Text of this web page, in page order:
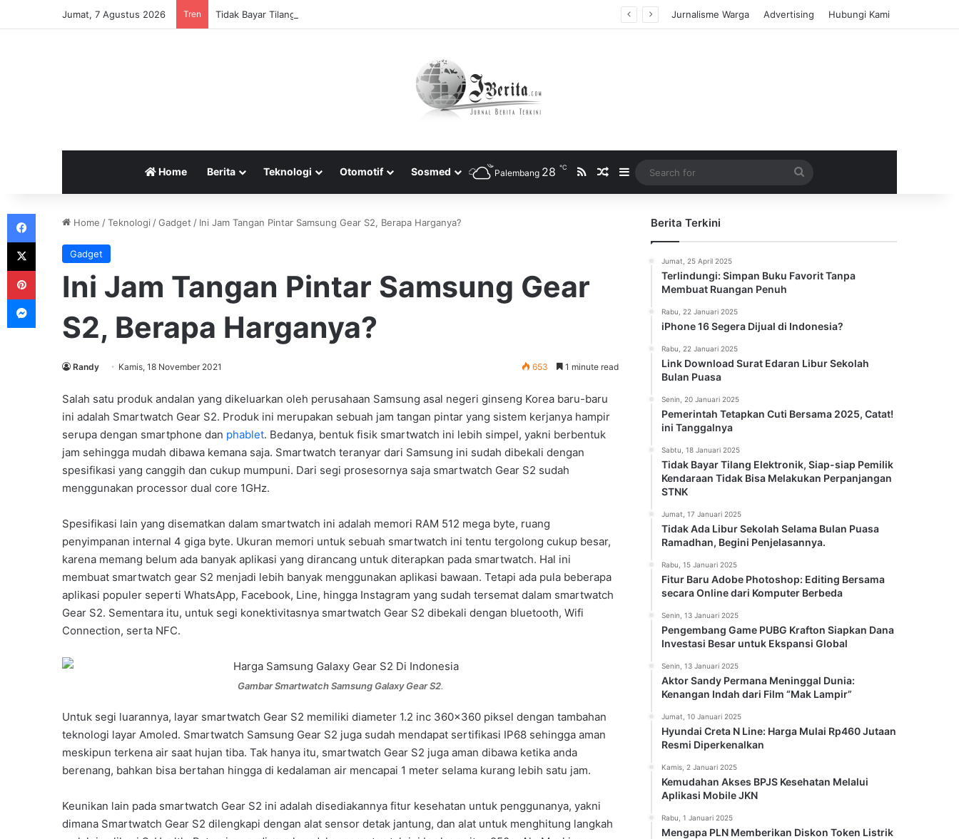
Jumat, 7 Agustus 2026 Tren Jurnalisme Warga Advertising Hubungi Kami
Home Berita Teknologi Otomotif Sosmed Palembang 28 ℃ RSSRandom Article
Sidebar
for
Home /Teknologi /Gadget / Ini Jam Tangan Pintar Samsung Gear S2, Berapa Harganya?
Gadget
Ini Jam Tangan Pintar Samsung Gear
S2, Berapa Harganya?
Randy Kamis, 18 November 2021 653 1 minute read
Salah satu produk andalan yang dikeluarkan oleh perusahaan Samsung asal negeri ginseng Korea baru-baru
ini adalah Smartwatch Gear S2. Produk ini merupakan sebuah jam tangan pintar yang sistem kerjanya hampir
serupa dengan smartphone dan phablet. Bedanya, bentuk fisik smartwatch ini lebih simpel, yakni berbentuk
jam sehingga mudah dibawa kemana saja. Smartwatch teranyar dari Samsung ini sudah dibekali dengan
spesifikasi yang canggih dan cukup mumpuni. Dari segi prosesornya saja smartwatch Gear S2 sudah
menggunakan processor dual core 1GHz.
Spesifikasi lain yang disematkan dalam smartwatch ini adalah memori RAM 512 mega byte, ruang
penyimpanan internal 4 giga byte. Ukuran memori untuk sebuah smartwatch ini tentu tergolong cukup besar,
karena memang belum ada banyak aplikasi yang dirancang untuk diterapkan pada smartwatch. Hal ini
membuat smartwatch gear S2 menjadi lebih banyak menggunakan aplikasi bawaan. Tetapi ada pula beberapa
aplikasi populer seperti WhatsApp, Facebook, Line, hingga Instagram yang sudah tersemat dalam smartwatch
Gear S2. Sementara itu, untuk segi konektivitasnya smartwatch Gear S2 dibekali dengan bluetooth, Wifi
Connection, serta NFC.
Gambar Smartwatch Samsung Galaxy Gear S2.
Untuk segi luarannya, layar smartwatch Gear S2 memiliki diameter 1.2 inc 360×360 piksel dengan tambahan
teknologi layar Amoled. Smartwatch Samsung Gear S2 juga sudah mendapat sertifikasi IP68 sehingga aman
meskipun terkena air saat hujan tiba. Tak hanya itu, smartwatch Gear S2 juga aman dibawa ketika anda
berenang, bahkan bisa bertahan hingga di kedalaman air mencapai 1 meter selama kurang lebih satu jam.
Keunikan lain pada smartwatch Gear S2 ini adalah disediakannya fitur kesehatan untuk penggunanya, yakni
dimana Smartwatch Gear S2 dilengkapi dengan alat sensor detak jantung, dan alat untuk menghitung langkah
Berita Terkini
Jumat, 25 April 2025
Terlindungi: Simpan Buku Favorit Tanpa
Membuat Ruangan Penuh
Rabu, 22 Januari 2025
iPhone 16 Segera Dijual di Indonesia?
Rabu, 22 Januari 2025
Link Download Surat Edaran Libur Sekolah
Bulan Puasa
Senin, 20 Januari 2025
Pemerintah Tetapkan Cuti Bersama 2025, Catat!
ini Tanggalnya
Sabtu, 18 Januari 2025
Tidak Bayar Tilang Elektronik, Siap-siap Pemilik
Kendaraan Tidak Bisa Melakukan Perpanjangan
STNK
Jumat, 17 Januari 2025
Tidak Ada Libur Sekolah Selama Bulan Puasa
Ramadhan, Begini Penjelasannya.
Rabu, 15 Januari 2025
Fitur Baru Adobe Photoshop: Editing Bersama
secara Online dari Komputer Berbeda
Senin, 13 Januari 2025
Pengembang Game PUBG Krafton Siapkan Dana
Investasi Besar untuk Ekspansi Global
Senin, 13 Januari 2025
Aktor Sandy Permana Meninggal Dunia:
Kenangan Indah dari Film “Mak Lampir”
Jumat, 10 Januari 2025
Hyundai Creta N Line: Harga Mulai Rp460 Jutaan
Resmi Diperkenalkan
Kamis, 2 Januari 2025
Kemudahan Akses BPJS Kesehatan Melalui
Aplikasi Mobile JKN
Rabu, 1 Januari 2025
Mengapa PLN Memberikan Diskon Token Listrik
Facebook
X
Pinterest
Messenger